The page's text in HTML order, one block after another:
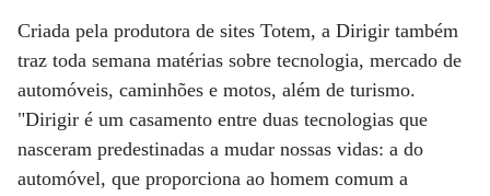
Criada pela produtora de sites Totem, a Dirigir também
traz toda semana matérias sobre tecnologia, mercado de
automóveis, caminhões e motos, além de turismo.
"Dirigir é um casamento entre duas tecnologias que
nasceram predestinadas a mudar nossas vidas: a do
automóvel, que proporciona ao homem comum a